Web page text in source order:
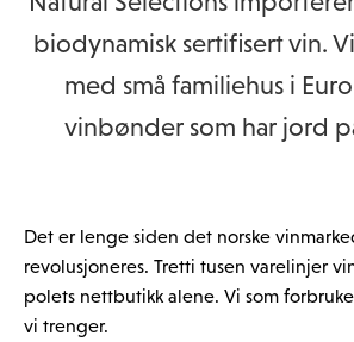
biodynamisk sertifisert vin.
med små familiehus i
vinbønder som har jord
Det er lenge siden det norske
revolusjoneres. Tretti tusen varelinjer
polets nettbutikk alene. Vi som
vi trenger.